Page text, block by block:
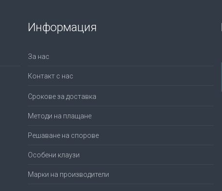
Информация
За нас
Контакт с нас
Срокове за доставка
Методи на плащане
Решаване на спорове
Особени клаузи
Марки на производители